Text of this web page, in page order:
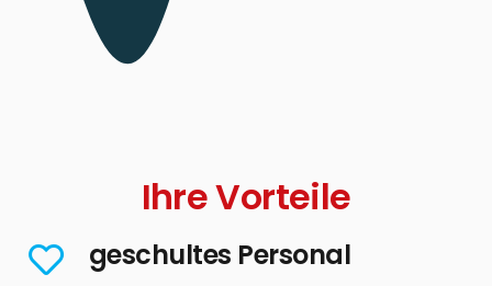
Ihre Vorteile
geschultes Personal